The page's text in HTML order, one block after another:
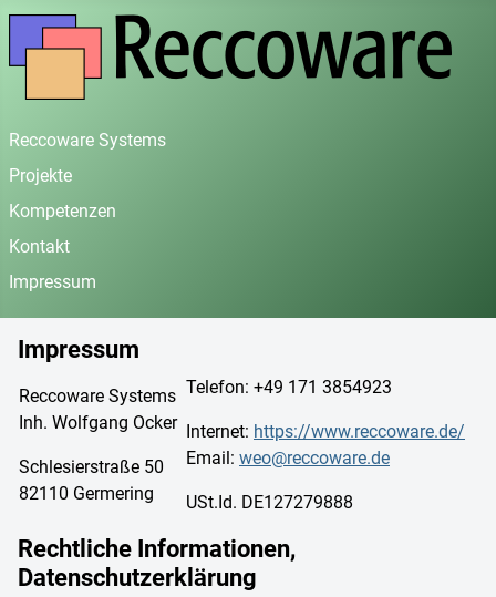
Reccoware Systems
Projekte
Kompetenzen
Kontakt
Impressum
Impressum
Reccoware Systems
Inh. Wolfgang Ocker
Schlesierstraße 50
82110 Germering
Telefon: +49 171 3854923
Internet: https://www.reccoware.de/
Email: weo@reccoware.de
USt.Id. DE127279888
Rechtliche Informationen,
Datenschutzerklärung